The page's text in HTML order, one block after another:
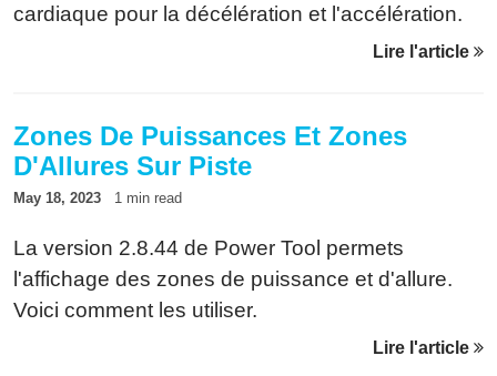
cardiaque pour la décélération et l'accélération.
Ce n'est pas vraiment le cas pour beaucoup de
Lire l'article
Zones De Puissances Et Zones
D'Allures Sur Piste
May 18, 2023 1 min read
La version 2.8.44 de Power Tool permets
l'affichage des zones de puissance et d'allure.
Voici comment les utiliser.
Lire l'article